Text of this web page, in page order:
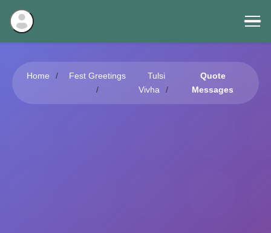
Home Fest Greetings
Tulsi
Vivha
Quote
Messages